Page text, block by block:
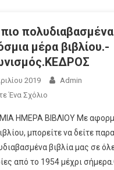
πολυδιαβασμένα
μέρα βιβλίου.-
2019
Admin
Ένα Σχόλιο
ΗΜΕΡΑ ΒΙΒΛΙΟΥ Με
μπορείτε να δείτε
βιβλία μας σε
από το 1954 μέχρι